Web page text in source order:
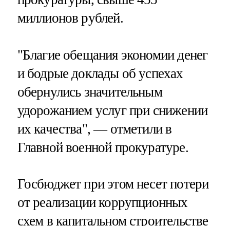
миллионов рублей.
"Благие обещания экономии денег
и бодрые доклады об успехах
обернулись значительным
удорожанием услуг при снижении
их качества", — отметили в
Главной военной прокуратуре.
Госбюджет при этом несет потери
от реализации коррупционных
схем в капитальном строительстве